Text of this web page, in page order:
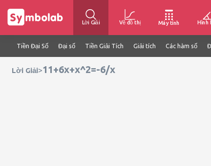
Lời Giải Vẽ đồ thị Máy tính Hình
Tiền Đại Số Đại số Tiền Giải Tích Giải tích Các hàm số
Lời Giải>11+6x+x^2=-6/x